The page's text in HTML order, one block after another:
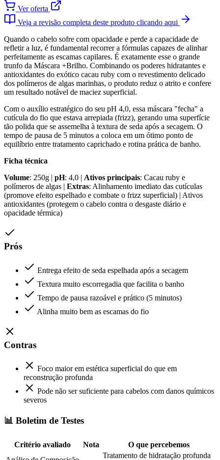
Ver oferta
Veja a revisão completa deste produto clicando aqui
Quando o cabelo sofre com opacidade e perde a capacidade de
refletir a luz, é fundamental recorrer a fórmulas capazes de alinhar
perfeitamente as escamas capilares. É exatamente esse o grande
trunfo da Máscara +Brilho. Combinando os poderes hidratantes e
antioxidantes do exótico cacau ruby com o revestimento delicado
dos polímeros de algas marinhas, o produto reduz o atrito e confere
um resultado notável de maciez superficial.
Com o auxílio estratégico do seu pH 4,0, essa máscara "fecha" a
cutícula do fio que estava arrepiada (frizz), gerando uma superfície
tão polida que se assemelha à textura de seda após a secagem. O
tempo de pausa de 5 minutos a coloca em um ótimo ponto de
equilíbrio entre tratamento caprichado e rotina prática de banho.
Ficha técnica
Volume: 250g | pH: 4,0 | Ativos principais: Cacau ruby e
polímeros de algas | Extras: Alinhamento imediato das cutículas
(promove efeito espelhado e combate o frizz superficial) | Ativos
antioxidantes (protegem o cabelo contra o desgaste diário e
opacidade térmica)
Prós
Entrega efeito de seda espelhada após a secagem
Textura muito escorregadia que facilita o banho
Tempo de pausa razoável e prático (5 minutos)
Alinha muito bem as escamas do fio
Contras
Foco maior em estética superficial do que em
reconstrução profunda
Pode não ser suficiente para cabelos com danos químicos
severos
📊 Boletim de Testes
Critério avaliado Nota
O que percebemos
Tratamento de hidratação profunda